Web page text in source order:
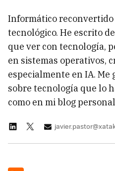
Informático
tecnológico. He escrito
que ver con tecnología,
en sistemas operativos,
especialmente en IA.
sobre tecnología que lo
como en mi blog